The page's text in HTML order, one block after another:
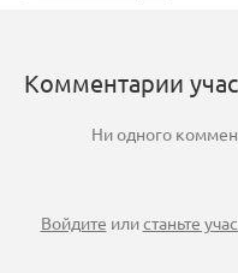
Комментарии
Ни одного
Войдите илистаньте